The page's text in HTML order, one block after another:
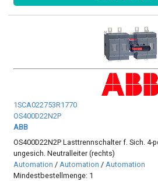
1SCA022753R1770
OS400D22N2P
ABB
OS400D22N2P Lasttrennschalter f. Sich. 4-
ungesich. Neutralleiter (rechts)
Automation / Automation / Automation
Mindestbestellmenge: 1